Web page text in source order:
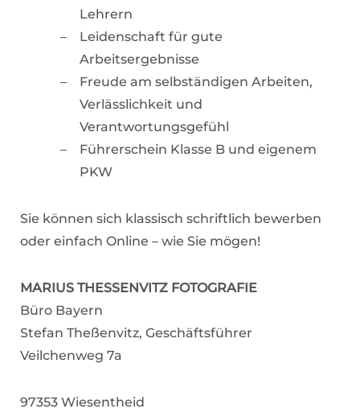
Lehrern
Leidenschaft für gute
Arbeitsergebnisse
Freude am selbständigen Arbeiten,
Verlässlichkeit und
Verantwortungsgefühl
Führerschein Klasse B und eigenem
PKW
Sie können sich klassisch schriftlich bewerben
oder einfach Online – wie Sie mögen!
MARIUS THESSENVITZ FOTOGRAFIE
Büro Bayern
Stefan Theßenvitz, Geschäftsführer
Veilchenweg 7a
97353 Wiesentheid